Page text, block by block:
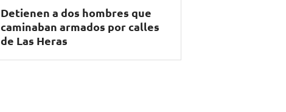
Detienen a dos hombres que
caminaban armados por calles
de Las Heras